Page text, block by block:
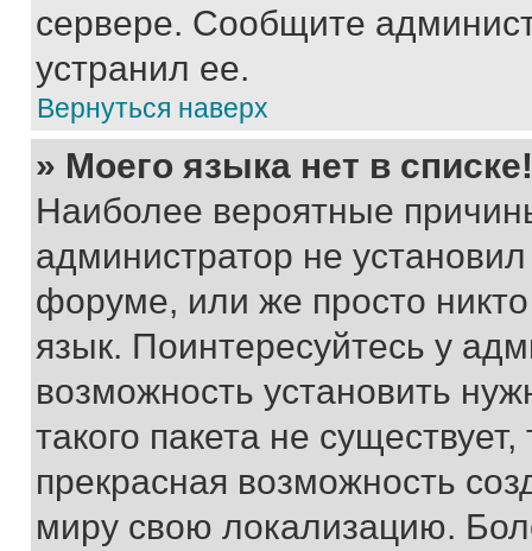
сервере. Сообщите
устранил ее.
Вернуться наверх
» Моего языка нет в списке!
Наиболее вероятные
администратор не
форуме, или же просто
язык. Поинтересуйтесь у
возможность установить
такого пакета не
прекрасная возможность
миру свою локализацию.